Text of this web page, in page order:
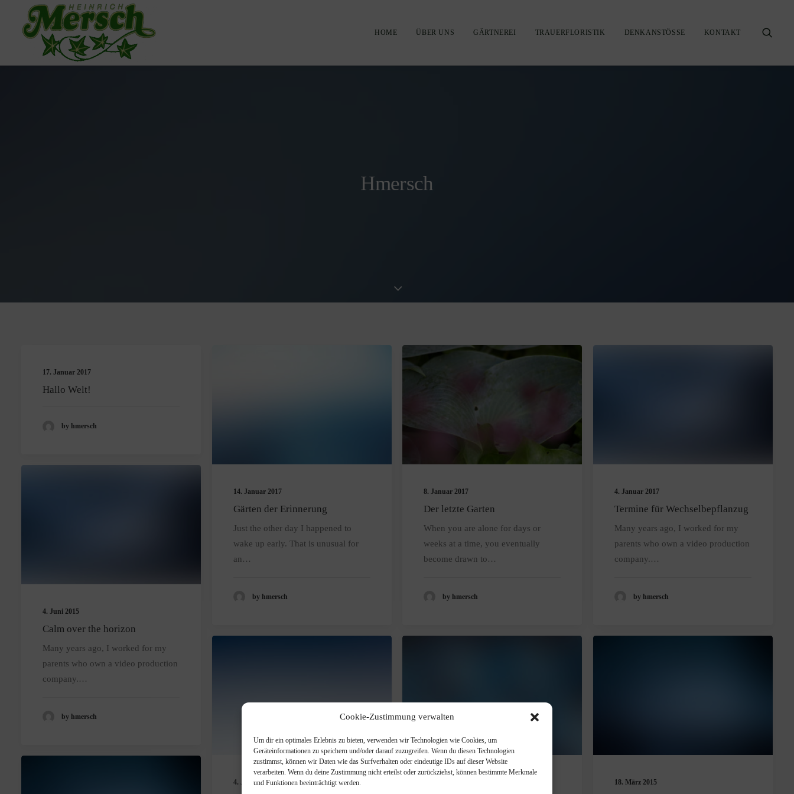
Cookie-Zustimmung verwalten
Um dir ein optimales Erlebnis zu bieten, verwenden wir Technologien wie Cookies, um
Geräteinformationen zu speichern und/oder darauf zuzugreifen. Wenn du diesen Technologien
zustimmst, können wir Daten wie das Surfverhalten oder eindeutige IDs auf dieser Website
verarbeiten. Wenn du deine Zustimmung nicht erteilst oder zurückziehst, können bestimmte Merkmale
und Funktionen beeinträchtigt werden.
HOME ÜBER UNS GÄRTNEREI TRAUERFLORISTIK DENKANSTÖSSE KONTAKT
Hmersch
17. Januar 2017
Hallo Welt!
by hmersch
14. Januar 2017
Gärten der Erinnerung
Just the other day I happened to
wake up early. That is unusual for
an…
by hmersch
8. Januar 2017
Der letzte Garten
When you are alone for days or
weeks at a time, you eventually
become drawn to…
by hmersch
4. Januar 2017
Termine für Wechselbepflanzug
Many years ago, I worked for my
parents who own a video production
company.…
by hmersch
4. Juni 2015
Calm over the horizon
Many years ago, I worked for my
parents who own a video production
company.…
by hmersch
4. Juni 2015 18. März 2015